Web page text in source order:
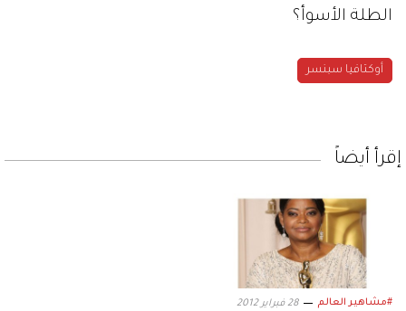
الطلة الأسوأ؟
أوكتافيا سبنسر
إقرأ أيضاً
#مشاهير العالم 28 فبراير 2012